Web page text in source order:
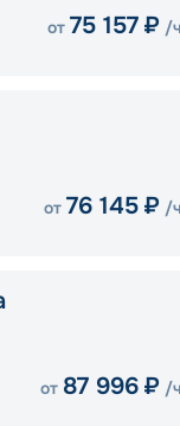
от 75 157 ₽ /
от 76 145 ₽ /
от 87 996 ₽ /